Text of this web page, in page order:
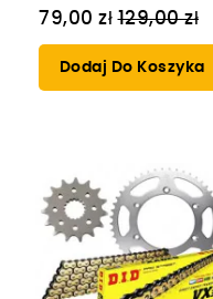
79,00 zł Cena
129,00 zł
Dodaj Do Koszyka